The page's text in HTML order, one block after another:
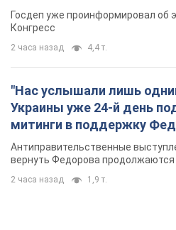
Госдеп уже проинформировал об
Конгресс
2 часа назад 4,4 т.
"Нас услышали лишь
Украины уже 24-й день
митинги в поддержку
Антиправительственные
вернуть Федорова продолжаются
2 часа назад 1,9 т.